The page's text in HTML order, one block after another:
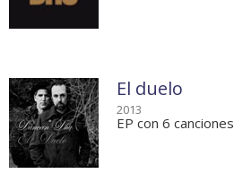
El duelo
2013
EP con 6 canciones